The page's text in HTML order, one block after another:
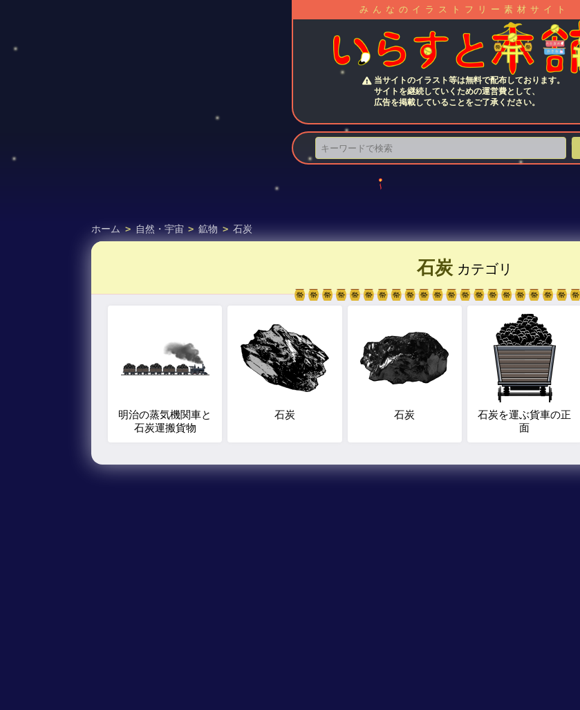
みんなのイラストフリー素材サイト
当サイトのイラスト等は無料で配布しております。
サイトを継続していくための運営費として、
広告を掲載していることをご了承ください。
ホーム > 自然・宇宙 > 鉱物 > 石炭
石炭 カテゴリ
明治の蒸気機関車と
石炭運搬貨物
石炭 石炭
石炭を運ぶ貨車の正
面